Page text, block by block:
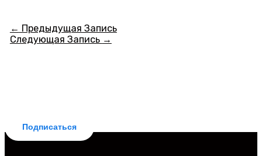
← Предыдущая Запись
Следующая Запись →
Подписаться